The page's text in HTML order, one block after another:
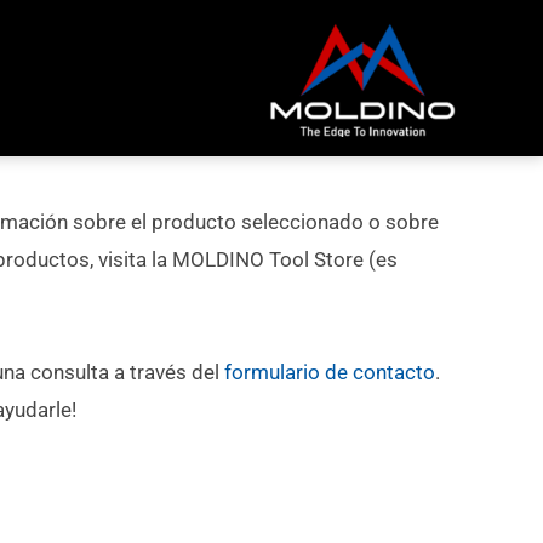
sobre el producto seleccionado o sobre
visita la MOLDINO Tool Store (es
consulta a través del formulario de contacto.